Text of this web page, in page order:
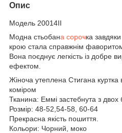
Опис
Модель 20014II
Модна стьобана сорочка
крою стала справжнім
Вона поєднує легкість із добре
ефектом.
Жіноча утеплена Стигана куртка
коміром
Тканина: Еммі застебнута з двох
Розмір: 48-52,54-58, 60-64
Прекрасна якість пошиття.
Кольори: Чорний, моко